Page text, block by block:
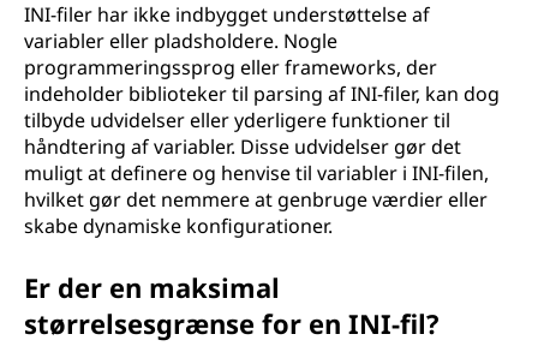
INI-filer har ikke indbygget understøttelse af
variabler eller pladsholdere. Nogle
programmeringssprog eller frameworks, der
indeholder biblioteker til parsing af INI-filer, kan dog
tilbyde udvidelser eller yderligere funktioner til
håndtering af variabler. Disse udvidelser gør det
muligt at definere og henvise til variabler i INI-filen,
hvilket gør det nemmere at genbruge værdier eller
skabe dynamiske konfigurationer.
Er der en maksimal
størrelsesgrænse for en INI-fil?